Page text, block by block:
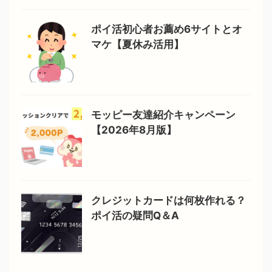
ポイ活初心者お薦め6サイトとオ
マケ【夏休み活用】
モッピー友達紹介キャンペーン
【2026年8月版】
クレジットカードは何枚作れる？
ポイ活の疑問Q＆A